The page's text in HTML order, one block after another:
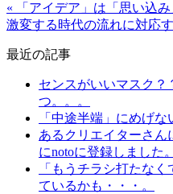
« 「アイデア」は「思い込
激変する時代の流れに対応
最近の記事
センスがいいマスク？
つ。。。
「中途半端」にめげな
あるクリエイターさん
にnotoに登録しました。
「もうチラシ打たな
ているかも・・・。